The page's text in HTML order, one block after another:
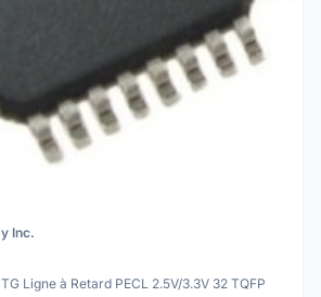
Inc.
Ligne à Retard PECL 2.5V/3.3V 32 TQFP